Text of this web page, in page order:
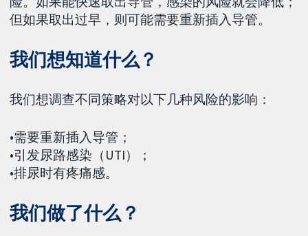
但如果取出过早，则可能需要重新插入导管。
我们想知道什么？
我们想调查不同策略对以下几种风险的影响：
•需要重新插入导管；
•引发尿路感染（UTI）；
•排尿时有疼痛感。
我们做了什么？